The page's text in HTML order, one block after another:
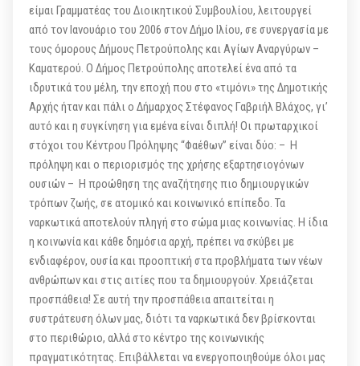
είμαι Γραμματέας του Διοικητικού Συμβουλίου, λειτουργεί
από τον Ιανουάριο του 2006 στον Δήμο Ιλίου, σε συνεργασία με
τους όμορους Δήμους Πετρούπολης και Αγίων Αναργύρων –
Καματερού. Ο Δήμος Πετρούπολης αποτελεί ένα από τα
ιδρυτικά του μέλη, την εποχή που στο «τιμόνι» της Δημοτικής
Αρχής ήταν και πάλι ο Δήμαρχος Στέφανος Γαβριήλ Βλάχος, γι’
αυτό και η συγκίνηση για εμένα είναι διπλή! Οι πρωταρχικοί
στόχοι του Κέντρου Πρόληψης “Φαέθων” είναι δύο: – Η
πρόληψη και ο περιορισμός της χρήσης εξαρτησιογόνων
ουσιών – Η προώθηση της αναζήτησης πιο δημιουργικών
τρόπων ζωής, σε ατομικό και κοινωνικό επίπεδο. Τα
ναρκωτικά αποτελούν πληγή στο σώμα μιας κοινωνίας. Η ίδια
η κοινωνία και κάθε δημόσια αρχή, πρέπει να σκύβει με
ενδιαφέρον, ουσία και προοπτική στα προβλήματα των νέων
ανθρώπων και στις αιτίες που τα δημιουργούν. Χρειάζεται
προσπάθεια! Σε αυτή την προσπάθεια απαιτείται η
συστράτευση όλων μας, διότι τα ναρκωτικά δεν βρίσκονται
στο περιθώριο, αλλά στο κέντρο της κοινωνικής
πραγματικότητας. Επιβάλλεται να ενεργοποιηθούμε όλοι μας